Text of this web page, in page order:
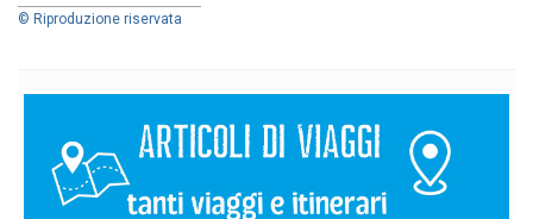
© Riproduzione riservata